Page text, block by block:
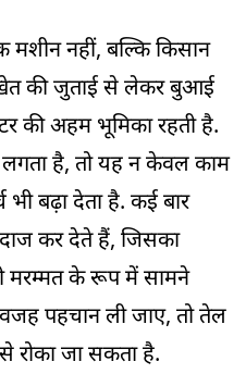
मशीन नहीं, बल्कि किसान
खेत की जुताई से लेकर बुआई
की अहम भूमिका रहती है.
है, तो यह न केवल काम
भी बढ़ा देता है. कई बार
कर देते हैं, जिसका
मरम्मत के रूप में सामने
पहचान ली जाए, तो तेल
रोका जा सकता है.